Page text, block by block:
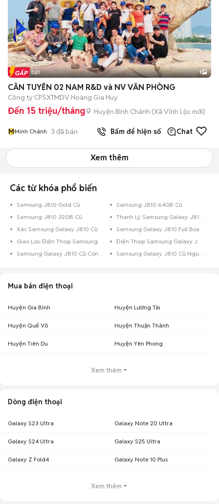
Tin nổi bật 1
CẦN TUYỂN 02 NAM R&D và NV VĂN PHÒNG
Công ty CPSXTMDV Hoàng Gia Huy
Đến 15 triệu/tháng Huyện Bình Chánh (Xã Vĩnh Lộc mới)
MMinh Chánh 3 đã bán Bấm để hiện số Chat
Xem thêm
Các từ khóa phổ biến
Samsung J810 Gold Cũ
Samsung J810 64GB Cũ
Samsung J810 32GB Cũ
Thanh Lý Samsung Galaxy J810 Cũ
Xác Samsung Galaxy J810 Cũ
Samsung Galaxy J810 Full Box
Giao Lưu Điện Thoại Samsung Galaxy J810
Điện Thoại Samsung Galaxy J810 Trả Góp
Samsung Galaxy J810 Cũ Còn Bảo Hành
Samsung Galaxy J810 Cũ Nguyên Zin
Mua bán điện thoại
Huyện Gia Bình Huyện Lương Tài
Huyện Quế Võ Huyện Thuận Thành
Huyện Tiên Du Huyện Yên Phong
Xem thêm
Dòng điện thoại
Galaxy S23 Ultra Galaxy Note 20 Ultra
Galaxy S24 Ultra Galaxy S25 Ultra
Galaxy Z Fold4 Galaxy Note 10 Plus
Xem thêm